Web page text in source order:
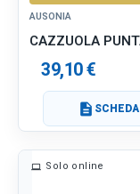
AUSONIA
CAZZUOLA
39,10 €
description
Solo online